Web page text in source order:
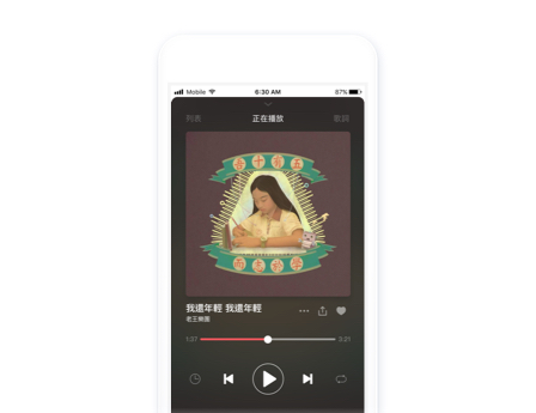
#LuYun #Re
#新單曲
#郵差呂允 #轉職達人